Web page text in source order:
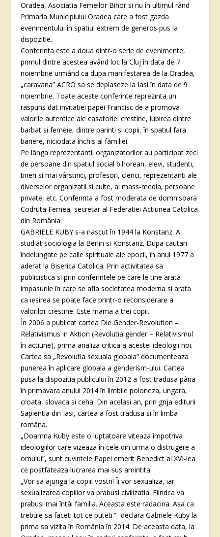
Oradea, Asociatia Femeilor Bihor si nu în ultimul rând
Primaria Municipiului Oradea care a fost gazda
evenimentului în spatiul extrem de generos pus la
dispozitie.
Conferinta este a doua dintr-o serie de evenimente,
primul dintre acestea având loc la Cluj în data de 7
noiembrie urmând ca dupa manifestarea de la Oradea,
„caravana” ACRO sa se deplaseze la Iasi în data de 9
noiembrie. Toate aceste conferinte reprezinta un
raspuns dat invitatiei papei Francisc de a promova
valorile autentice ale casatoriei crestine, iubirea dintre
barbat si femeie, dintre parinti si copii, în spatiul fara
bariere, niciodata închis al familiei.
Pe lânga reprezentantii organizatorilor au participat zeci
de persoane din spatiul social bihorean, elevi, studenti,
tineri si mai vârstnici, profesori, clerici, reprezentanti ale
diverselor organizatii si culte, ai mass-media, persoane
private, etc. Conferinta a fost moderata de domnisoara
Codruta Fernea, secretar al Federatiei Actiunea Catolica
din România.
GABRIELE KUBY s-a nascut în 1944 la Konstanz. A
studiat sociologia la Berlin si Konstanz. Dupa cautari
îndelungate pe caile spirituale ale epocii, în anul 1977 a
aderat la Biserica Catolica. Prin activitatea sa
publicistica si prin conferintele pe care le tine arata
impasurile în care se afla societatea moderna si arata
ca iesirea se poate face printr-o reconsiderare a
valorilor crestine. Este mama a trei copii.
În 2006 a publicat cartea Die Gender-Revolution –
Relativismus in Aktion (Revolutia gender – Relativismul
în actiune), prima analiza critica a acestei ideologii noi.
Cartea sa „Revolutia sexuala globala” documenteaza
punerea în aplicare globala a genderism-ului. Cartea
pusa la dispozitia publicului în 2012 a fost tradusa pâna
în primavara anului 2014 în limbile poloneza, ungara,
croata, slovaca si ceha. Din acelasi an, prin grija editurii
Sapientia din Iasi, cartea a fost tradusa si în limba
româna.
„Doamna Kuby este o luptatoare viteaza împotriva
ideologiilor care vizeaza în cele din urma o distrugere a
omului”, sunt cuvintele Papei emerit Benedict al XVI-lea
ce postfateaza lucrarea mai sus amintita.
„Vor sa ajunga la copiii vostri! Îi vor sexualiza, iar
sexualizarea copiilor va prabusi civilizatia. Fiindca va
prabusi mai întâi familia. Aceasta este radacina. Asa ca
trebuie sa faceti tot ce puteti.”- declara Gabriele Kuby la
prima sa vizita în România în 2014. De aceasta data, la